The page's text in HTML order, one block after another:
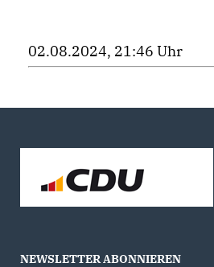
02.08.2024, 21:46 Uhr
NEWSLETTER ABONNIEREN